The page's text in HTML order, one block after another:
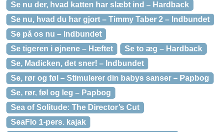
Se nu der, hvad katten har slæbt ind – Hardback
Se nu, hvad du har gjort – Timmy Taber 2 – Indbundet
Se på os nu – Indbundet
Se tigeren i øjnene – Hæftet
Se to æg – Hardback
Se, Madicken, det sner! – Indbundet
Se, rør og føl – Stimulerer din babys sanser – Papbog
Se, rør, føl og leg – Papbog
Sea of Solitude: The Director’s Cut
SeaFlo 1-pers. kajak